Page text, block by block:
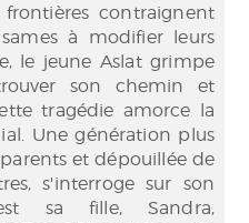
contraignent
à modifier leurs
le jeune Aslat grimpe
son chemin et
tragédie amorce la
Une génération plus
parents et dépouillée de
s'interroge sur son
sa fille, Sandra,